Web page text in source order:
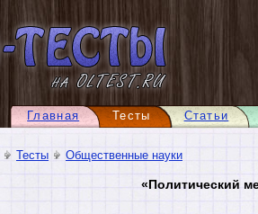
Статьи
Тесты
Главная
Тесты Общественные науки
«Политический